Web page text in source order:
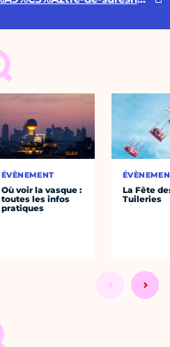
ÉVÈNEMENT
Où voir la vasque :
toutes les infos
pratiques
La Fête
Tuileries